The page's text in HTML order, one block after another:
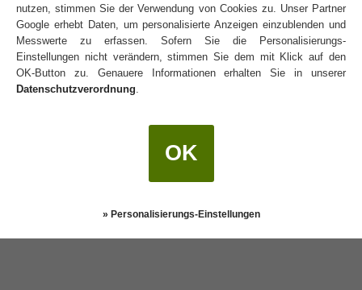
nutzen, stimmen Sie der Verwendung von Cookies zu. Unser Partner
Google erhebt Daten, um personalisierte Anzeigen einzublenden und
Messwerte zu erfassen. Sofern Sie die Personalisierungs-
Einstellungen nicht verändern, stimmen Sie dem mit Klick auf den
OK-Button zu. Genauere Informationen erhalten Sie in unserer
Datenschutzverordnung.
OK
» Personalisierungs-Einstellungen